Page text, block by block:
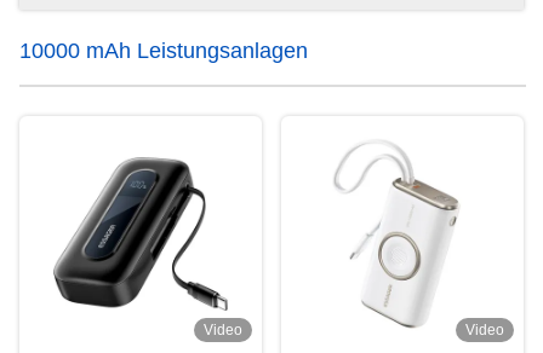
10000 mAh Leistungsanlagen
Video
Video